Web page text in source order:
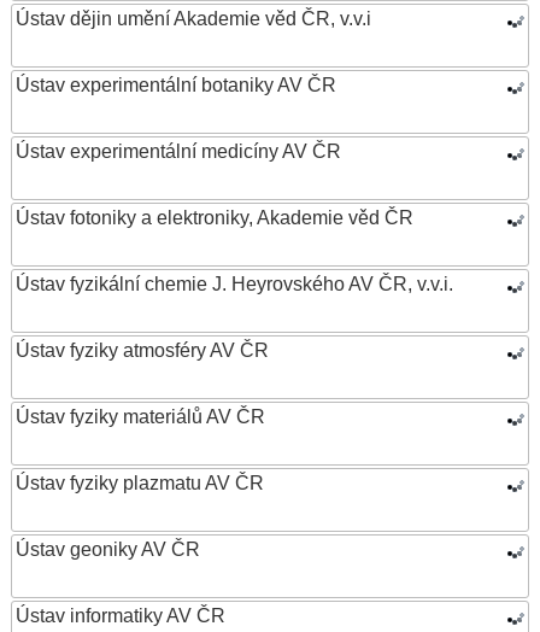
Ústav dějin umění Akademie věd ČR, v.v.i
Ústav experimentální botaniky AV ČR
Ústav experimentální medicíny AV ČR
Ústav fotoniky a elektroniky, Akademie věd ČR
Ústav fyzikální chemie J. Heyrovského AV ČR, v.v.i.
Ústav fyziky atmosféry AV ČR
Ústav fyziky materiálů AV ČR
Ústav fyziky plazmatu AV ČR
Ústav geoniky AV ČR
Ústav informatiky AV ČR